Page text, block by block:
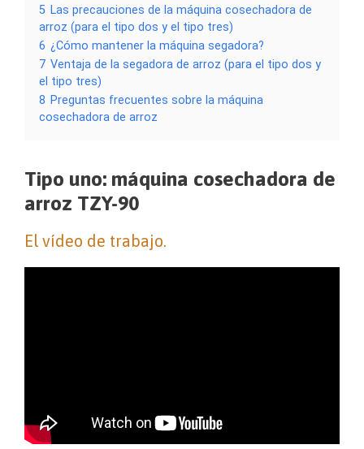
5 Las precauciones de la máquina cosechadora de
arroz (para el tipo dos y el tipo tres)
6 ¿Cómo mantener la máquina segadora?
7 Ventaja de la segadora de arroz (para el tipo dos y
el tipo tres)
8 Preguntas frecuentes sobre la máquina
cosechadora de arroz
Tipo uno: máquina cosechadora de
arroz TZY-90
El vídeo de trabajo.